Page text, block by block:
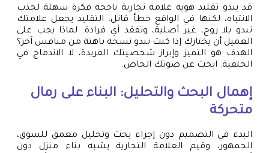
قد يبدو تقليد هوية علامة تجارية ناجحة فكرة سهلة لجذب
الانتباه، لكنها في الواقع خطأ قاتل. التقليد يجعل علامتك
تبدو بلا روح، غير أصلية، وتفقد أي فرادة. لماذا يجب على
العميل أن يختارك إذا كنت تبدو نسخة باهتة من منافس آخر؟
الهدف هو التميز وإبراز شخصيتك الفريدة، لا الاندماج في
الخلفية. ابحث عن صوتك الخاص.
إهمال البحث والتحليل: البناء على رمال
متحركة
البدء في التصميم دون إجراء بحث وتحليل معمق للسوق،
الجمهور، وقيم العلامة التجارية يشبه بناء منزل دون